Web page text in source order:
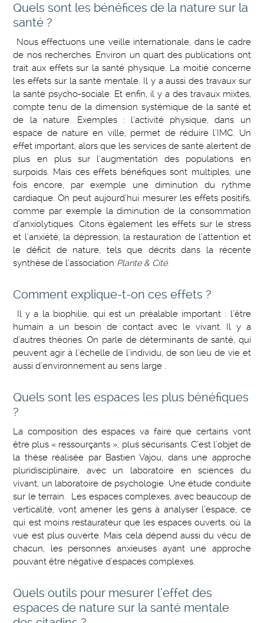
Quels sont les bénéfices de la nature sur la
santé ?
Nous effectuons une veille internationale, dans le cadre
de nos recherches. Environ un quart des publications ont
trait aux effets sur la santé physique. La moitié concerne
les effets sur la santé mentale. Il y a aussi des travaux sur
la santé psycho-sociale. Et enfin, il y a des travaux mixtes,
compte tenu de la dimension systémique de la santé et
de la nature. Exemples : l’activité physique, dans un
espace de nature en ville, permet de réduire l’IMC. Un
effet important, alors que les services de santé alertent de
plus en plus sur l’augmentation des populations en
surpoids. Mais ces effets bénéfiques sont multiples, une
fois encore, par exemple une diminution du rythme
cardiaque. On peut aujourd’hui mesurer les effets positifs,
comme par exemple la diminution de la consommation
d’anxiolytiques. Citons également les effets sur le stress
et l’anxiété, la dépression, la restauration de l’attention et
le déficit de nature, tels que décrits dans la récente
synthèse de l’association Plante & Cité.
Comment explique-t-on ces effets ?
Il y a la biophilie, qui est un préalable important : l’être
humain a un besoin de contact avec le vivant. Il y a
d’autres théories. On parle de déterminants de santé, qui
peuvent agir à l’échelle de l’individu, de son lieu de vie et
aussi d’environnement au sens large .
Quels sont les espaces les plus bénéfiques
?
La composition des espaces va faire que certains vont
être plus « ressourçants », plus sécurisants. C’est l’objet de
la thèse réalisée par Bastien Vajou, dans une approche
pluridisciplinaire, avec un laboratoire en sciences du
vivant, un laboratoire de psychologie. Une étude conduite
sur le terrain. Les espaces complexes, avec beaucoup de
verticalité, vont amener les gens à analyser l’espace, ce
qui est moins restaurateur que les espaces ouverts, où la
vue est plus ouverte. Mais cela dépend aussi du vécu de
chacun, les personnes anxieuses ayant une approche
pouvant être négative d’espaces complexes.
Quels outils pour mesurer l’effet des
espaces de nature sur la santé mentale